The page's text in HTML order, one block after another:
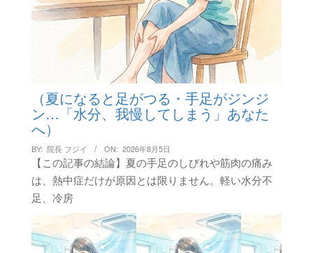
（夏になると足がつる・手足がジンジ
ン…「水分、我慢してしまう」あなた
へ）
BY: 院長 フジイ ON: 2026年8月5日
【この記事の結論】夏の手足のしびれや筋肉の痛み
は、熱中症だけが原因とは限りません。軽い水分不
足、冷房